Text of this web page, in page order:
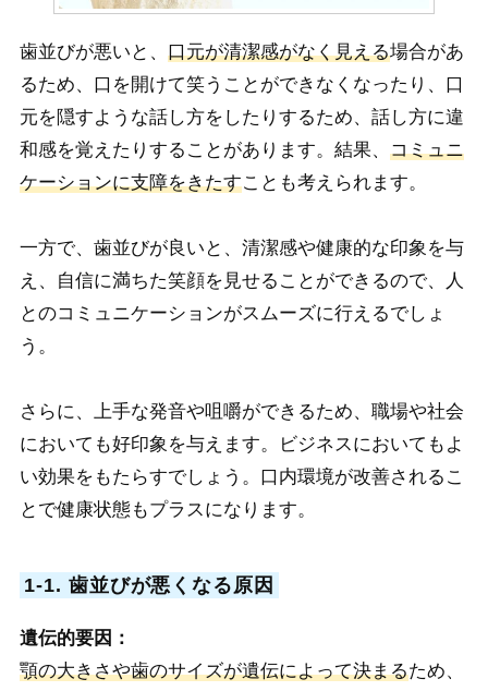
歯並びが悪いと、 口元が清潔感がなく見える場合があ
るため、口を開けて笑うことができなくなったり、口
元を隠すような話し方をしたりするため、話し方に違
和感を覚えたりすることがあります。結果、 コミュニ
ケーションに支障をきたすことも考えられます。
一方で、歯並びが良いと、清潔感や健康的な印象を与
え、自信に満ちた笑顔を見せることができるので、人
とのコミュニケーションがスムーズに行えるでしょ
う。
さらに、上手な発音や咀嚼ができるため、職場や社会
においても好印象を与えます。ビジネスにおいてもよ
い効果をもたらすでしょう。口内環境が改善されるこ
とで健康状態もプラスになります。
1-1. 歯並びが悪くなる原因
遺伝的要因：
顎の大きさや歯のサイズが遺伝によって決まるため、